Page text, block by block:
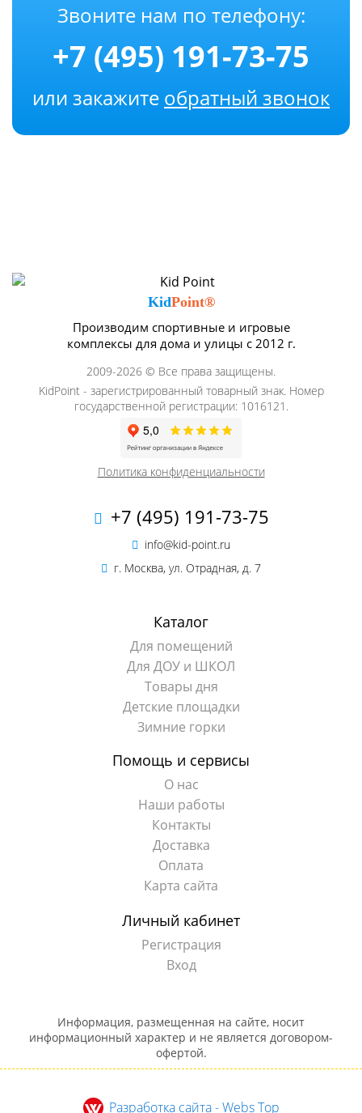
Звоните нам по телефону:
+7 (495) 191-73-75
или закажите обратный звонок
Каталог
Для помещений
Для ДОУ и ШКОЛ
Товары дня
Детские площадки
Зимние горки
Помощь и сервисы
О нас
Наши работы
Контакты
Доставка
Оплата
Карта сайта
Личный кабинет
Регистрация
Вход
+7 (495) 191-73-75
info@kid-point.ru
г. Москва, ул. Отрадная, д. 7
KidPoint®
Производим спортивные и игровые
комплексы для дома и улицы с 2012 г.
2009-2026 © Все права защищены.
KidPoint - зарегистрированный товарный знак. Номер
государственной регистрации: 1016121.
Политика конфиденциальности
Информация, размещенная на сайте, носит
информационный характер и не является договором-
офертой.
Разработка сайта - Webs Top